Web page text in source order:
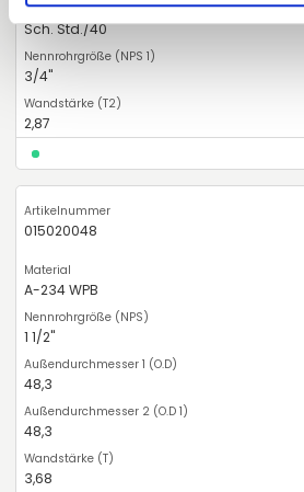
Sch. Std./40
3/4"
2,87
015020048
A-234 WPB
1 1/2"
48,3
48,3
3,68